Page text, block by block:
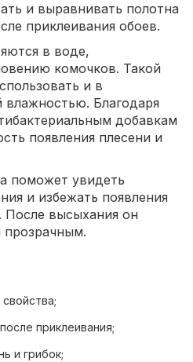
и выравнивать полотна
приклеивания обоев.
в воде,
комочков. Такой
и в
Благодаря
добавкам
появления плесени и
поможет увидеть
и избежать появления
высыхания он
прозрачным.
приклеивания;
и грибок;